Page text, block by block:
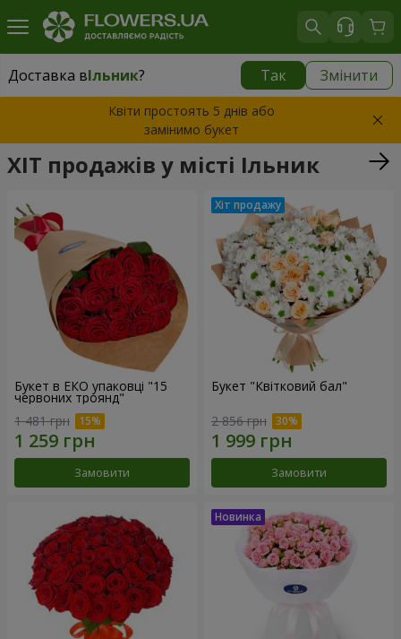
Доставка вІльник? Так Змінити
Доставка вІльник|
Квіти простоять 5 днів або
замінимо букет
ХІТ продажів у місті Ільник
Букет в ЕКО упаковці "15
червоних троянд"
1 481 грн
Замовити
Букет "Квітковий бал"
2 856 грн
Замовити